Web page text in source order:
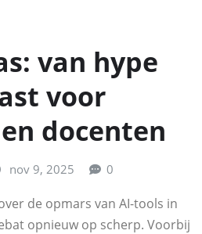
van hype
voor
docenten
nov 9, 2025 0
de opmars van AI-tools in
opnieuw op scherp. Voorbij